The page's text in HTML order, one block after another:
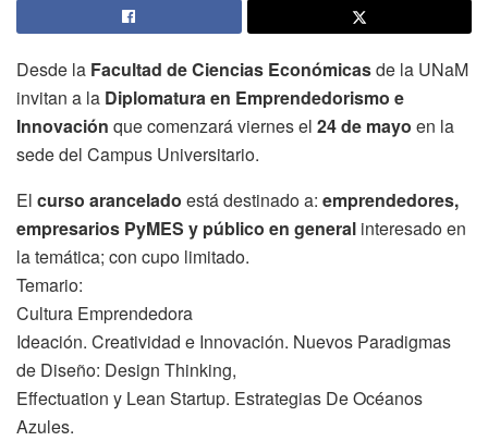
Desde la Facultad de Ciencias Económicasde la UNaM
invitan a la Diplomatura en Emprendedorismo e
Innovación que comenzará viernes el 24 de mayo en la
sede del Campus Universitario.
El curso arancelado está destinado a: emprendedores,
empresarios PyMES y público en general interesado en
la temática; con cupo limitado.
Temario:
Cultura Emprendedora
Ideación. Creatividad e Innovación. Nuevos Paradigmas
de Diseño: Design Thinking,
Effectuation y Lean Startup. Estrategias De Océanos
Azules.